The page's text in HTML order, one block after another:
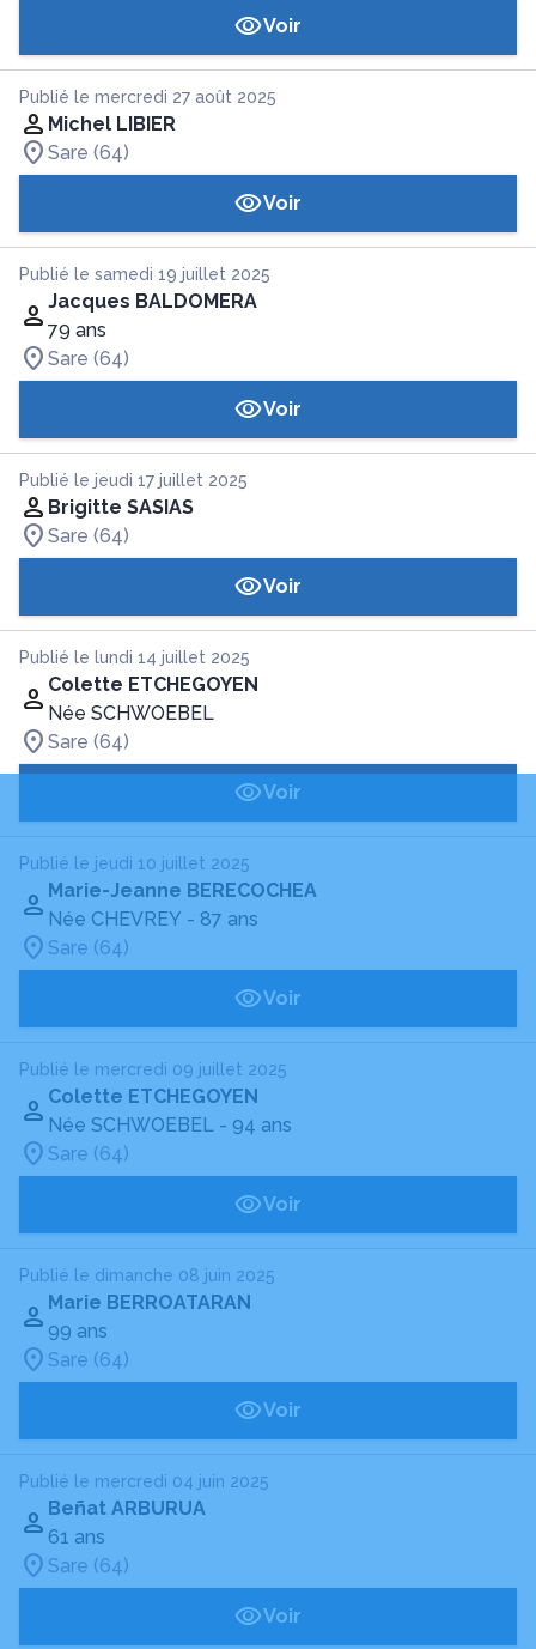
Voir
Publié le mercredi 27 août 2025
Michel LIBIER
Sare (64)
Voir
Publié le samedi 19 juillet 2025
Jacques BALDOMERA
79 ans
Sare (64)
Voir
Publié le jeudi 17 juillet 2025
Brigitte SASIAS
Sare (64)
Voir
Publié le lundi 14 juillet 2025
Colette ETCHEGOYEN
Née SCHWOEBEL
Sare (64)
Voir
Publié le jeudi 10 juillet 2025
Marie-Jeanne BERECOCHEA
Née CHEVREY - 87 ans
Sare (64)
Voir
Publié le mercredi 09 juillet 2025
Colette ETCHEGOYEN
Née SCHWOEBEL - 94 ans
Sare (64)
Voir
Publié le dimanche 08 juin 2025
Marie BERROATARAN
99 ans
Sare (64)
Voir
Publié le mercredi 04 juin 2025
Beñat ARBURUA
61 ans
Sare (64)
Voir